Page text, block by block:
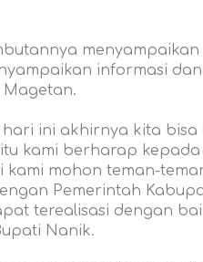
informasi
Magetan.
hari ini akhirnya kita
kami berharap
kami mohon teman-
Pemerintah
terealisasi dengan
Nanik.